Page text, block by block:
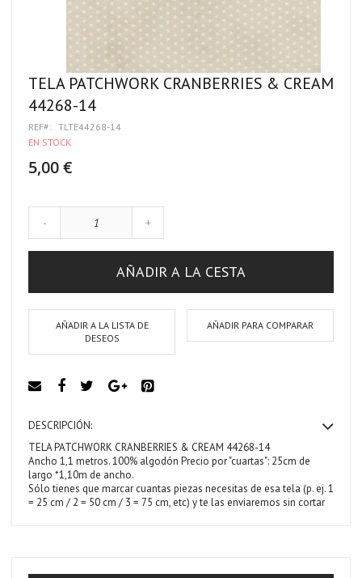
TELA PATCHWORK CRANBERRIES & CREAM
44268-14
REF
TLTE44268-14
EN STOCK
5,00 €
- +
AÑADIR A LA CESTA
AÑADIR A LA LISTA DE
DESEOS
AÑADIR PARA COMPARAR
DESCRIPCIÓN:
TELA PATCHWORK CRANBERRIES & CREAM 44268-14
Ancho 1,1 metros. 100% algodón Precio por "cuartas": 25cm de
largo *1,10m de ancho.
Sólo tienes que marcar cuantas piezas necesitas de esa tela (p. ej. 1
= 25 cm / 2 = 50 cm / 3 = 75 cm, etc) y te las enviaremos sin cortar